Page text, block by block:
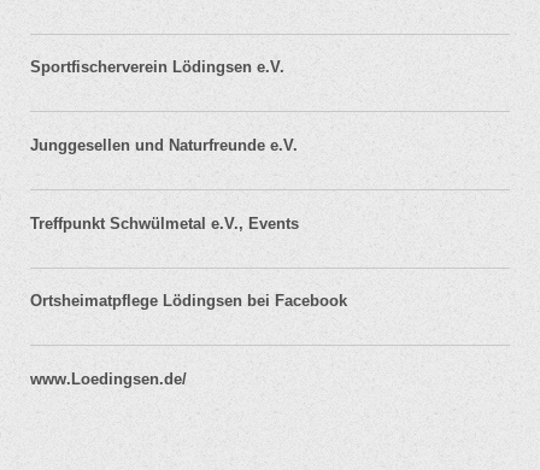
Sportfischerverein Lödingsen e.V.
Junggesellen und Naturfreunde e.V.
Treffpunkt Schwülmetal e.V., Events
Ortsheimatpflege Lödingsen bei Facebook
www.Loedingsen.de/